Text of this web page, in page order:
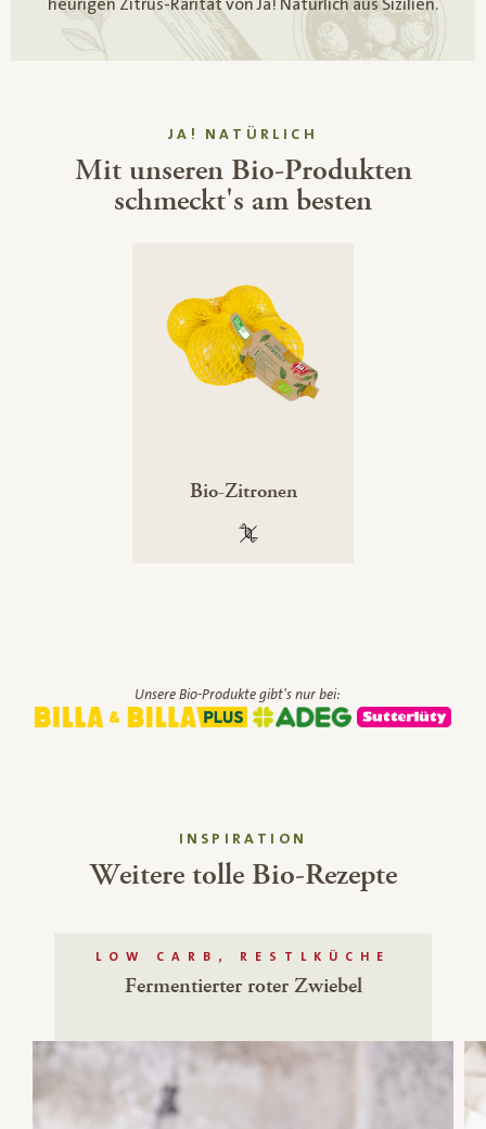
heurigen Zitrus-Rarität von Ja! Natürlich aus Sizilien.
JA! NATÜRLICH
Mit unseren Bio-Produkten
schmeckt's am besten
Bio-Zitronen
100 % gentechnikfrei
Unsere Bio-Produkte gibt's nur bei:
INSPIRATION
Weitere tolle Bio-Rezepte
LOW CARB, RESTLKÜCHE
Fermentierter roter Zwiebel